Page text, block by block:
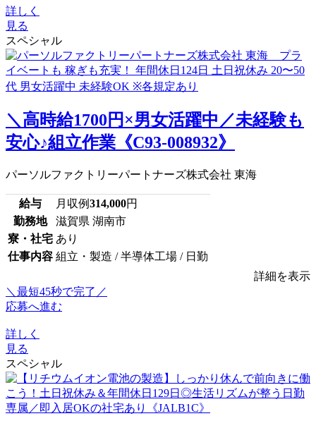
詳しく
見る
スペシャル
＼高時給1700円×男女活躍中／未経験も
安心♪組立作業《C93-008932》
パーソルファクトリーパートナーズ株式会社 東海
給与 月収例314,000円
勤務地
滋賀県 湖南市
寮・社宅 あり
仕事内容 組立・製造 / 半導体工場 / 日勤
詳細を表示
＼最短45秒で完了／
応募へ進む
詳しく
見る
スペシャル